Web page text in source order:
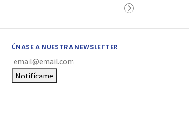
ÚNASE A NUESTRA NEWSLETTER
Notifícame